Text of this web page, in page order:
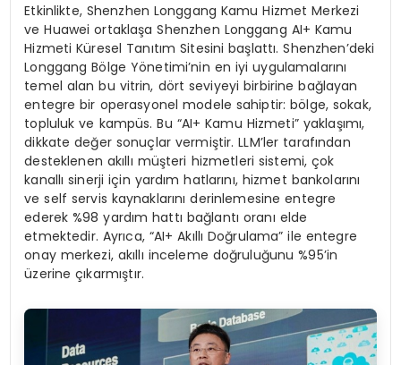
Etkinlikte, Shenzhen Longgang Kamu Hizmet Merkezi
ve Huawei ortaklaşa Shenzhen Longgang AI+ Kamu
Hizmeti Küresel Tanıtım Sitesini başlattı. Shenzhen’deki
Longgang Bölge Yönetimi’nin en iyi uygulamalarını
temel alan bu vitrin, dört seviyeyi birbirine bağlayan
entegre bir operasyonel modele sahiptir: bölge, sokak,
topluluk ve kampüs. Bu “AI+ Kamu Hizmeti” yaklaşımı,
dikkate değer sonuçlar vermiştir. LLM’ler tarafından
desteklenen akıllı müşteri hizmetleri sistemi, çok
kanallı sinerji için yardım hatlarını, hizmet bankolarını
ve self servis kaynaklarını derinlemesine entegre
ederek %98 yardım hattı bağlantı oranı elde
etmektedir. Ayrıca, “AI+ Akıllı Doğrulama” ile entegre
onay merkezi, akıllı inceleme doğruluğunu %95’in
üzerine çıkarmıştır.